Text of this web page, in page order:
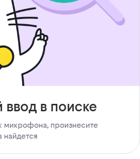
ввод в поиске
микрофона, произнесите
найдется